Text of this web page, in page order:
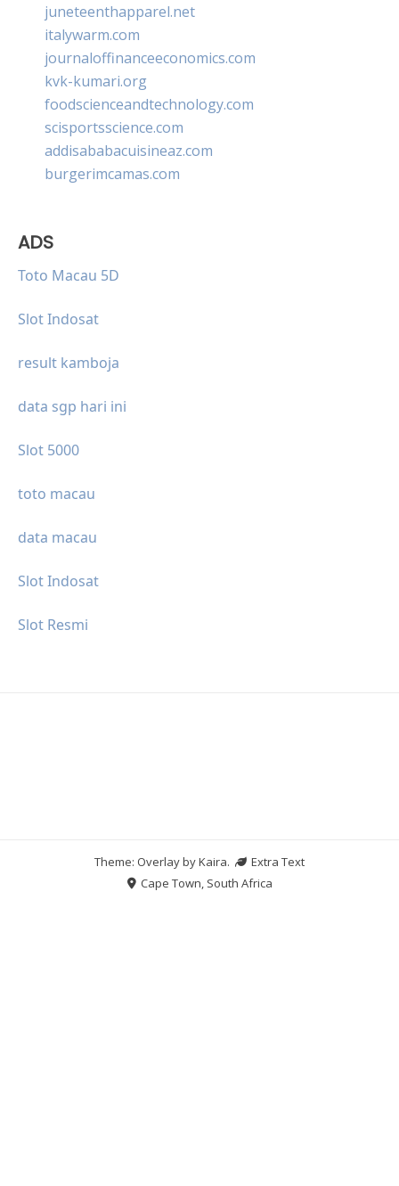
juneteenthapparel.net
italywarm.com
journaloffinanceeconomics.com
kvk-kumari.org
foodscienceandtechnology.com
scisportsscience.com
addisababacuisineaz.com
burgerimcamas.com
ADS
Toto Macau 5D
Slot Indosat
result kamboja
data sgp hari ini
Slot 5000
toto macau
data macau
Slot Indosat
Slot Resmi
Theme: Overlay byKaira.
Extra Text
Cape Town, South Africa